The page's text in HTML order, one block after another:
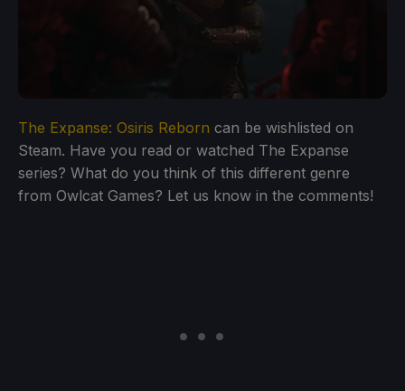
The Expanse: Osiris Reborn can be wishlisted on
Steam. Have you read or watched The Expanse
series? What do you think of this different genre
from Owlcat Games? Let us know in the comments!